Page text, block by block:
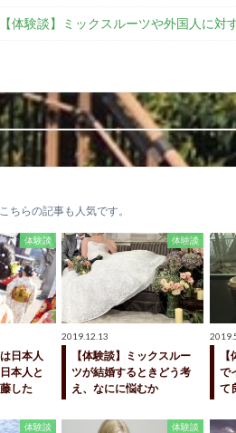
【体験談】ミックスルーツや外国人に
こちらの記事も人気です。
体験談
日本人
本人と
した
体験談
2019.12.13
【体験談】ミックスルー
ツが結婚するときどう考
え、なにに悩むか
で
て
体験談 体験談